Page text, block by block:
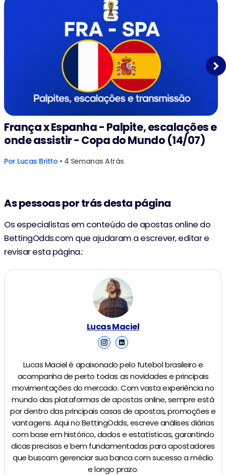
França x Espanha - Palpite, escalações e
onde assistir - Copa do Mundo (14/07)
Por Lucas Britto • 4 Semanas Atrás
Next
As pessoas por trás desta página
Os especialistas em conteúdo de apostas online do
BettingOdds.com que ajudaram a escrever, editar e
revisar esta página.:
Lucas Maciel
Lucas Maciel é apaixonado pelo futebol brasileiro e
acompanha de perto todas as novidades e principais
movimentações do mercado. Com vasta experiência no
mundo das plataformas de apostas online, sempre está
por dentro das principais casas de apostas, promoções e
vantagens. Aqui no BettingOdds, escreve análises diárias
com base em histórico, dados e estatísticas, garantindo
dicas precisas e bem fundamentadas para apostadores
que buscam gerenciar sua banca com sucesso a médio
e longo prazo.